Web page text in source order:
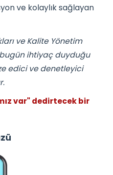
ve kolaylık sağlayan
ve Kalite Yönetim
bugün ihtiyaç duyduğu
edici ve denetleyici
var" dedirtecek bir